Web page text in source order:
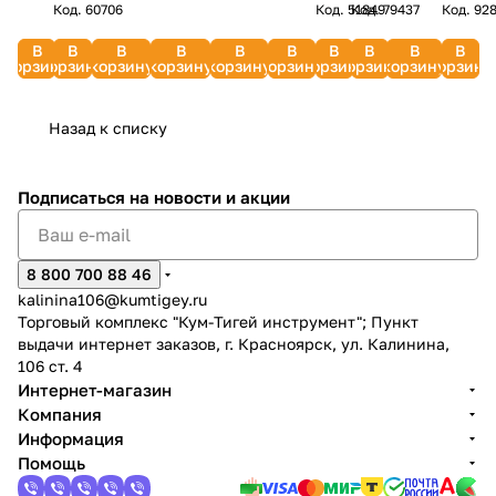
В
корзину
838271
Код. 60706
В
корзину
мм, 15
FUBAG
170204
В
корзину
170202
В
корзину
170023
В
корзину
В
корзину
Код. 51849
В
корзину
Код.79437
В
корзину
мм
FUBAG
180260B
В
корзину
Код.
В
корзину
Назад к списку
Подписаться на новости и акции
8 800 700 88 46
kalinina106@kumtigey.ru
Торговый комплекс "Кум-Тигей инструмент"; Пункт
выдачи интернет заказов, г. Красноярск, ул. Калинина,
106 ст. 4
Интернет-магазин
Компания
Информация
Помощь